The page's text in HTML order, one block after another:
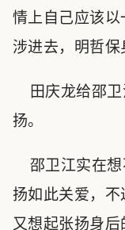
情上自己应该
涉进去，明哲保
田庆龙给邵卫
扬。
邵卫江实在想
扬如此关爱，不
又想起张扬身后